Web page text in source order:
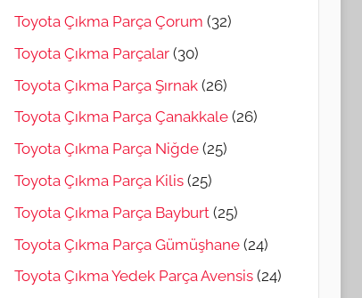
Toyota Çıkma Parça Çorum (32)
Toyota Çıkma Parçalar (30)
Toyota Çıkma Parça Şırnak (26)
Toyota Çıkma Parça Çanakkale (26)
Toyota Çıkma Parça Niğde (25)
Toyota Çıkma Parça Kilis (25)
Toyota Çıkma Parça Bayburt (25)
Toyota Çıkma Parça Gümüşhane (24)
Toyota Çıkma Yedek Parça Avensis (24)